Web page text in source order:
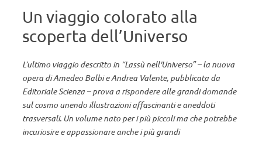
Un viaggio colorato alla
scoperta dell’Universo
L’ultimo viaggio descritto in “Lassù nell'Universo” – la nuova
opera di Amedeo Balbi e Andrea Valente, pubblicata da
Editoriale Scienza – prova a rispondere alle grandi domande
sul cosmo unendo illustrazioni affascinanti e aneddoti
trasversali. Un volume nato per i più piccoli ma che potrebbe
incuriosire e appassionare anche i più grandi